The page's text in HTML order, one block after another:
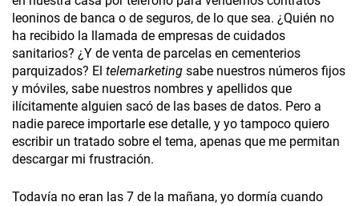
leoninos de banca o de seguros, de lo que sea. ¿Quién no
ha recibido la llamada de empresas de cuidados
sanitarios? ¿Y de venta de parcelas en cementerios
parquizados? El telemarketing sabe nuestros números fijos
y móviles, sabe nuestros nombres y apellidos que
ilícitamente alguien sacó de las bases de datos. Pero a
nadie parece importarle ese detalle, y yo tampoco quiero
escribir un tratado sobre el tema, apenas que me permitan
descargar mi frustración.
Todavía no eran las 7 de la mañana, yo dormía cuando